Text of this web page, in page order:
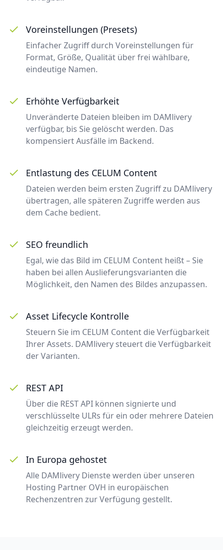
Voreinstellungen (Presets)
Einfacher Zugriff durch Voreinstellungen für
Format, Größe, Qualität über frei wählbare,
eindeutige Namen.
Erhöhte Verfügbarkeit
Unveränderte Dateien bleiben im DAMlivery
verfügbar, bis Sie gelöscht werden. Das
kompensiert Ausfälle im Backend.
Entlastung des CELUM Content
Dateien werden beim ersten Zugriff zu DAMlivery
übertragen, alle späteren Zugriffe werden aus
dem Cache bedient.
SEO freundlich
Egal, wie das Bild im CELUM Content heißt – Sie
haben bei allen Auslieferungsvarianten die
Möglichkeit, den Namen des Bildes anzupassen.
Asset Lifecycle Kontrolle
Steuern Sie im CELUM Content die Verfügbarkeit
Ihrer Assets. DAMlivery steuert die Verfügbarkeit
der Varianten.
REST API
Über die REST API können signierte und
verschlüsselte ULRs für ein oder mehrere Dateien
gleichzeitig erzeugt werden.
In Europa gehostet
Alle DAMlivery Dienste werden über unseren
Hosting Partner OVH in europäischen
Rechenzentren zur Verfügung gestellt.